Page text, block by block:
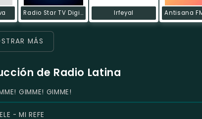
Radio Star TV Digital Irfeyal
MÁS
de Radio Latina
GIMME! GIMME!
- MI REFE